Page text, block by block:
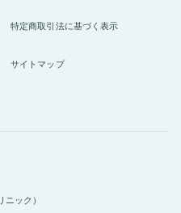
特定商取引法に基づく表示
サイトマップ
ック）